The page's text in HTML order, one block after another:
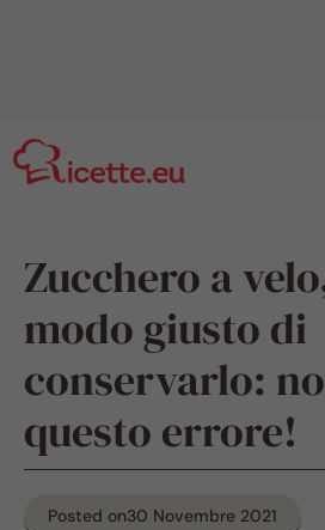
al
contenuto
Zucchero a
modo giusto di
conservarlo:
questo errore!
Posted on30 Novembre 2021